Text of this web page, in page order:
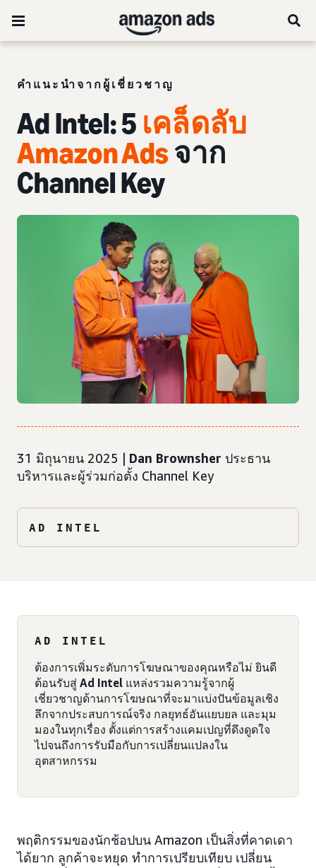
คำแนะนำจากผู้เชี่ยวชาญ
Ad Intel: 5 เคล็ดลับ
Amazon Adsจาก
Channel Key
31 มิถุนายน 2025 | Dan Brownsher ประธาน
บริหารและผู้ร่วมก่อตั้ง Channel Key
AD INTEL
AD INTEL
ต้องการเพิ่มระดับการโฆษณาของคุณหรือไม่ ยินดี
ต้อนรับสู่ Ad Intel แหล่งรวมความรู้จากผู้
เชี่ยวชาญด้านการโฆษณาที่จะมาแบ่งปันข้อมูลเชิง
ลึกจากประสบการณ์จริง กลยุทธ์อันแยบยล และมุม
มองในทุกเรื่อง ตั้งแต่การสร้างแคมเปญที่ดึงดูดใจ
ไปจนถึงการรับมือกับการเปลี่ยนแปลงใน
อุตสาหกรรม
พฤติกรรมของนักช้อปบน Amazon เป็นสิ่งที่คาดเดา
ได้ยาก ลูกค้าจะหยุด ทำการเปรียบเทียบ เปลี่ยน